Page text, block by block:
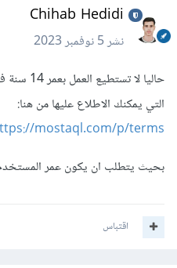
Chihab Hedidi
نشر5 نوفمبر 2023
حاليا لا
التي يمكنك الاطلاع عليها من هنا:
mostaql.com/p/terms
بحيث يتطلب ان يكون عمر المستخدم
اقتباس